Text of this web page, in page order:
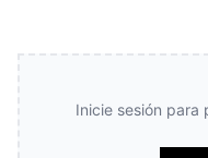
Inicie sesión para